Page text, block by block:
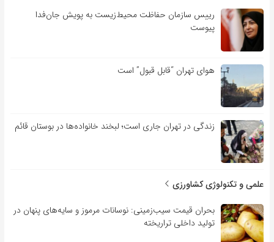
رییس سازمان حفاظت محیط‌زیست به پویش جان‌فدا
پیوست
هوای تهران “قابل قبول” است
زندگی در تهران جاری است؛ لبخند خانواده‌ها در بوستان قائم
علمی و تکنولوژی کشاورزی
بحران قیمت سیب‌زمینی: نوسانات مرموز و سایه‌های پنهان در
تولید داخلی تراریخته